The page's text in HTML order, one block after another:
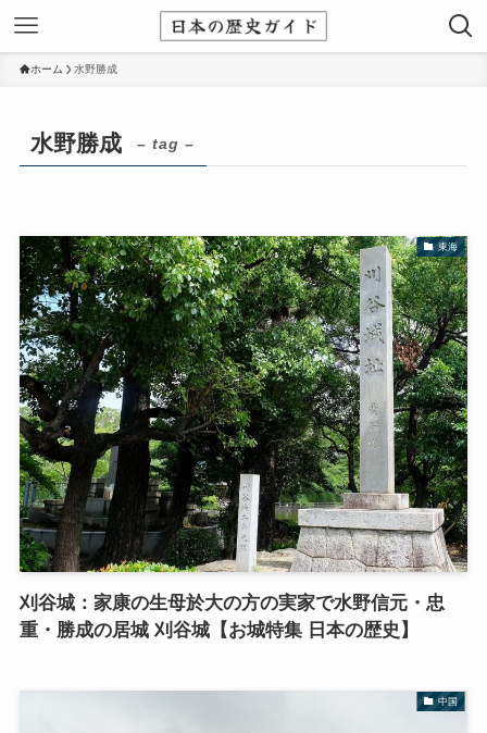
ホーム 水野勝成
水野勝成 – tag –
東海
刈谷城：家康の生母於大の方の実家で水野信元・忠
重・勝成の居城 刈谷城【お城特集 日本の歴史】
中国